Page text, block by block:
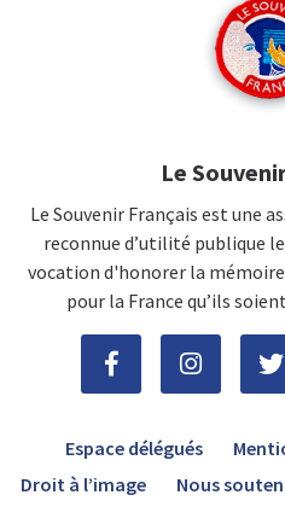
Le
Le Souvenir Français est une
reconnue d’utilité publique
vocation d'honorer la
pour la France qu’ils
Espace délégués
Droit à l’image
Nous